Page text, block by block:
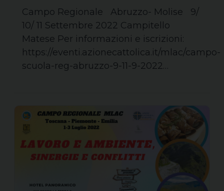
Campo Regionale Abruzzo- Molise 9/
10/ 11 Settembre 2022 Campitello
Matese Per informazioni e iscrizioni:
https://eventi.azionecattolica.it/mlac/campo-
scuola-reg-abruzzo-9-11-9-2022…